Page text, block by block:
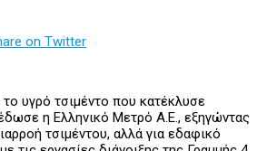
on Twitter
υγρό τσιμέντο που κατέκλυσε
η Ελληνικό Μετρό Α.Ε., εξηγώντας
τσιμέντου, αλλά για εδαφικό